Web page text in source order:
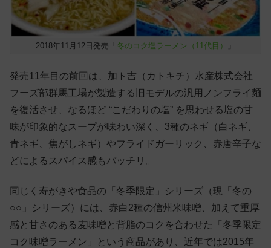
2018年11月12日発売「冬のコク塩ラーメン（11代目）
発売11年目の前回は、加ト吉（カトキチ）水産株式会社
フーズ部群馬工場が製造する旧モデルの汎用ノンフライ麺
を復活させ、なるほど “こだわりの塩” を思わせる塩の甘
味が印象的なスープが味わい深く、3種のネギ（白ネギ、
青ネギ、焦がしネギ）やフライドガーリック、赤唐辛子な
どによるスパイス感もバッチリ。
同じく寿がきや食品の「冬季限定」シリーズ（現「冬の
○○」シリーズ）には、赤白2種の信州米味噌、加えて重厚
感と甘さのある麦味噌と背脂のコクを合わせた「冬季限定
コク味噌ラーメン」という商品があり、近年では2015年